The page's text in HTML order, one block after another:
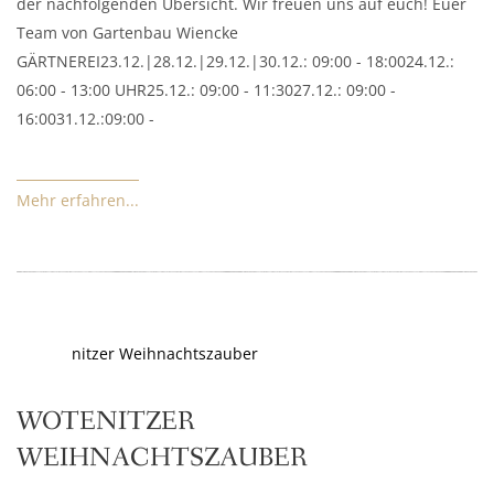
Team von Gartenbau Wiencke
GÄRTNEREI23.12.|28.12.|29.12.|30.12.: 09:00 - 18:0024.12.:
06:00 - 13:00 UHR25.12.: 09:00 - 11:3027.12.: 09:00 -
16:0031.12.:09:00 -
Mehr erfahren...
WOTENITZER
WEIHNACHTSZAUBER